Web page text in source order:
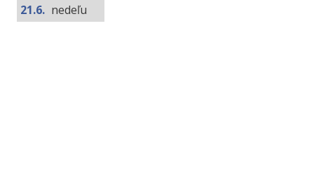
21.6. nedeľu